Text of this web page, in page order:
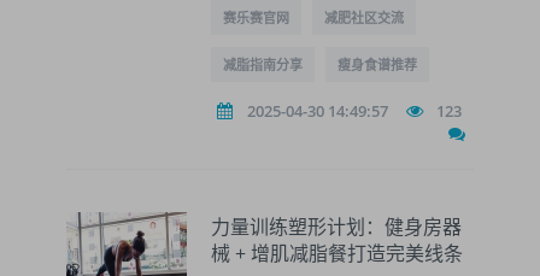
赛乐赛官网 减肥社区交流
减脂指南分享 瘦身食谱推荐
2025-04-30 14:49:57 123
力量训练塑形计划：健身房器
械 + 增肌减脂餐打造完美线条